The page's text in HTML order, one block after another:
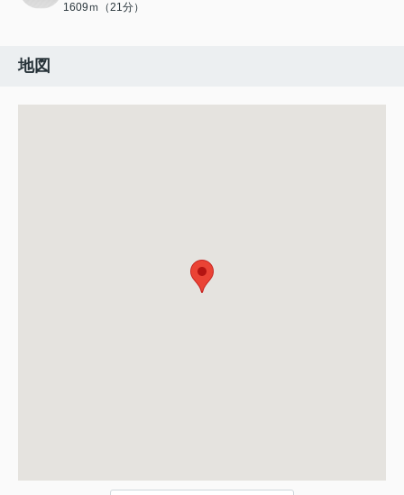
1609ｍ（21分）
地図